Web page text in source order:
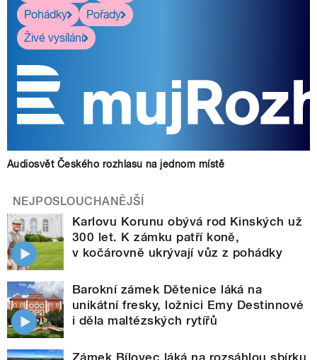
Pohádky
Pořady
Živé vysílání
Audiosvět Českého rozhlasu na jednom místě
NEJPOSLOUCHANĚJŠÍ
Karlovu Korunu obývá rod Kinských už
300 let. K zámku patří koně,
v kočárovně ukrývají vůz z pohádky
Barokní zámek Dětenice láká na
unikátní fresky, ložnici Emy Destinnové
i děla maltézských rytířů